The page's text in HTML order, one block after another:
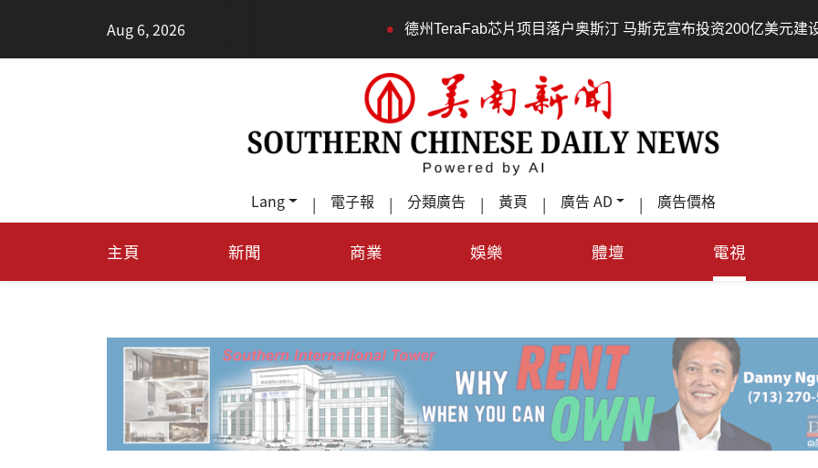
Aug 6, 2026 德州TeraFab芯片项目落户奥斯汀 马斯克宣布投资200亿美元建设AI芯片制造基地 • 吃
Lang | 電子報 | 分類廣告 | 黃頁 | 廣告 AD | 廣告價格
主頁 新聞 商業 娛樂 體壇 電視